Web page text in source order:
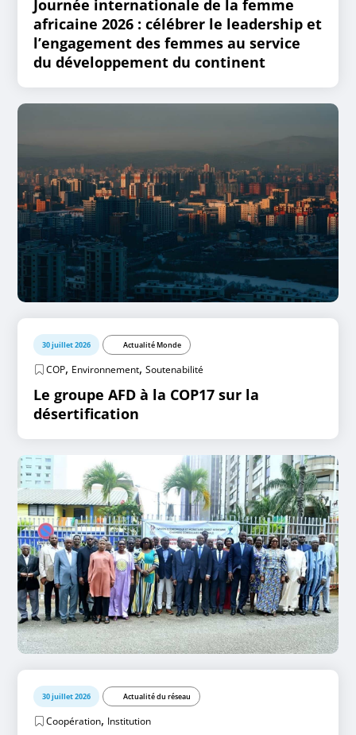
Journée internationale de la femme
africaine 2026 : célébrer le leadership et
l’engagement des femmes au service
du développement du continent
30 juillet 2026 Actualité Monde
COP, Environnement,Soutenabilité
Le groupe AFD à la COP17 sur la
désertification
30 juillet 2026 Actualité du réseau
Coopération, Institution